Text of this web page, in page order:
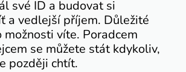
své ID a budovat si
a vedlejší příjem. Důležité
možnosti víte. Poradcem
se můžete stát kdykoliv,
později chtít.